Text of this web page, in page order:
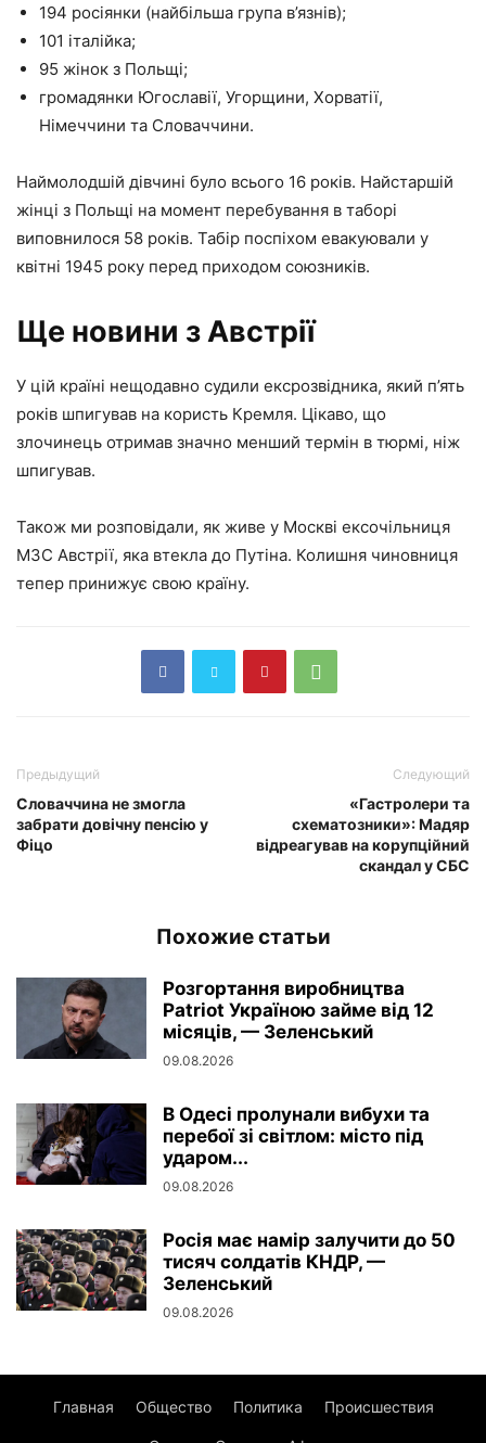
194 росіянки (найбільша група в’язнів);
101 італійка;
95 жінок з Польщі;
громадянки Югославії, Угорщини, Хорватії,
Німеччини та Словаччини.
Наймолодшій дівчині було всього 16 років. Найстаршій
жінці з Польщі на момент перебування в таборі
виповнилося 58 років. Табір поспіхом евакуювали у
квітні 1945 року перед приходом союзників.
Ще новини з Австрії
У цій країні нещодавно судили ексрозвідника, який п’ять
років шпигував на користь Кремля. Цікаво, що
злочинець отримав значно менший термін в тюрмі, ніж
шпигував.
Також ми розповідали, як живе у Москві ексочільниця
МЗС Австрії, яка втекла до Путіна. Колишня чиновниця
тепер принижує свою країну.
Предыдущий
Словаччина не змогла
забрати довічну пенсію у
Фіцо
Следующий
«Гастролери та
схематозники»: Мадяр
відреагував на корупційний
скандал у СБС
Похожие статьи
Розгортання виробництва
Patriot Україною займе від 12
місяців, — Зеленський
09.08.2026
В Одесі пролунали вибухи та
перебої зі світлом: місто під
ударом...
09.08.2026
Росія має намір залучити до 50
тисяч солдатів КНДР, —
Зеленський
09.08.2026
Главная Общество Политика Происшествия